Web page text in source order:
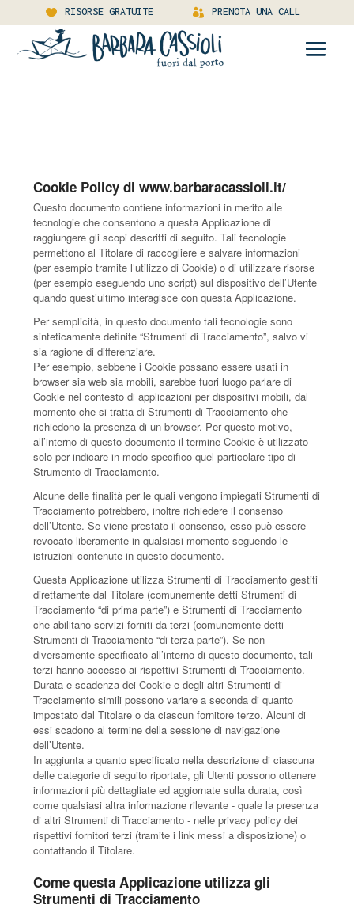
RISORSE GRATUITE PRENOTA UNA CALL
Cookie Policy di www.barbaracassioli.it/
Questo documento contiene informazioni in merito alle
tecnologie che consentono a questa Applicazione di
raggiungere gli scopi descritti di seguito. Tali tecnologie
permettono al Titolare di raccogliere e salvare informazioni
(per esempio tramite l’utilizzo di Cookie) o di utilizzare risorse
(per esempio eseguendo uno script) sul dispositivo dell’Utente
quando quest’ultimo interagisce con questa Applicazione.
Per semplicità, in questo documento tali tecnologie sono
sinteticamente definite “Strumenti di Tracciamento”, salvo vi
sia ragione di differenziare.
Per esempio, sebbene i Cookie possano essere usati in
browser sia web sia mobili, sarebbe fuori luogo parlare di
Cookie nel contesto di applicazioni per dispositivi mobili, dal
momento che si tratta di Strumenti di Tracciamento che
richiedono la presenza di un browser. Per questo motivo,
all’interno di questo documento il termine Cookie è utilizzato
solo per indicare in modo specifico quel particolare tipo di
Strumento di Tracciamento.
Alcune delle finalità per le quali vengono impiegati Strumenti di
Tracciamento potrebbero, inoltre richiedere il consenso
dell’Utente. Se viene prestato il consenso, esso può essere
revocato liberamente in qualsiasi momento seguendo le
istruzioni contenute in questo documento.
Questa Applicazione utilizza Strumenti di Tracciamento gestiti
direttamente dal Titolare (comunemente detti Strumenti di
Tracciamento “di prima parte”) e Strumenti di Tracciamento
che abilitano servizi forniti da terzi (comunemente detti
Strumenti di Tracciamento “di terza parte”). Se non
diversamente specificato all’interno di questo documento, tali
terzi hanno accesso ai rispettivi Strumenti di Tracciamento.
Durata e scadenza dei Cookie e degli altri Strumenti di
Tracciamento simili possono variare a seconda di quanto
impostato dal Titolare o da ciascun fornitore terzo. Alcuni di
essi scadono al termine della sessione di navigazione
dell’Utente.
In aggiunta a quanto specificato nella descrizione di ciascuna
delle categorie di seguito riportate, gli Utenti possono ottenere
informazioni più dettagliate ed aggiornate sulla durata, così
come qualsiasi altra informazione rilevante - quale la presenza
di altri Strumenti di Tracciamento - nelle privacy policy dei
rispettivi fornitori terzi (tramite i link messi a disposizione) o
contattando il Titolare.
Come questa Applicazione utilizza gli
Strumenti di Tracciamento